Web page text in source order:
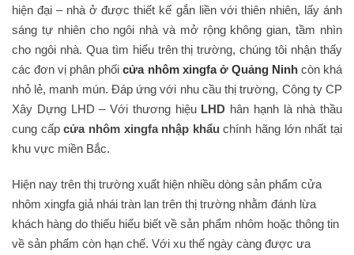
hiện đại – nhà ở được thiết kế gắn liền với thiên nhiên, lấy ánh
sáng tự nhiên cho ngôi nhà và mở rộng không gian, tầm nhìn
cho ngôi nhà. Qua tìm hiểu trên thị trường, chúng tôi nhận thấy
các đơn vị phân phốicửa nhôm xingfa ở Quảng Ninhcòn khá
nhỏ lẻ, manh mún. Đáp ứng với nhu cầu thị trường, Công ty CP
Xây Dựng LHD – Với thương hiệu LHD hân hạnh là nhà thầu
cung cấpcửa nhôm xingfa nhập khẩu chính hãng lớn nhất tại
khu vực miền Bắc.
Hiện nay trên thị trường xuất hiện nhiều dòng sản phẩm cửa
nhôm xingfa giả nhái tràn lan trên thị trường nhằm đánh lừa
khách hàng do thiếu hiểu biết về sản phẩm nhôm hoặc thông tin
về sản phẩm còn hạn chế. Với xu thế ngày càng được ưa